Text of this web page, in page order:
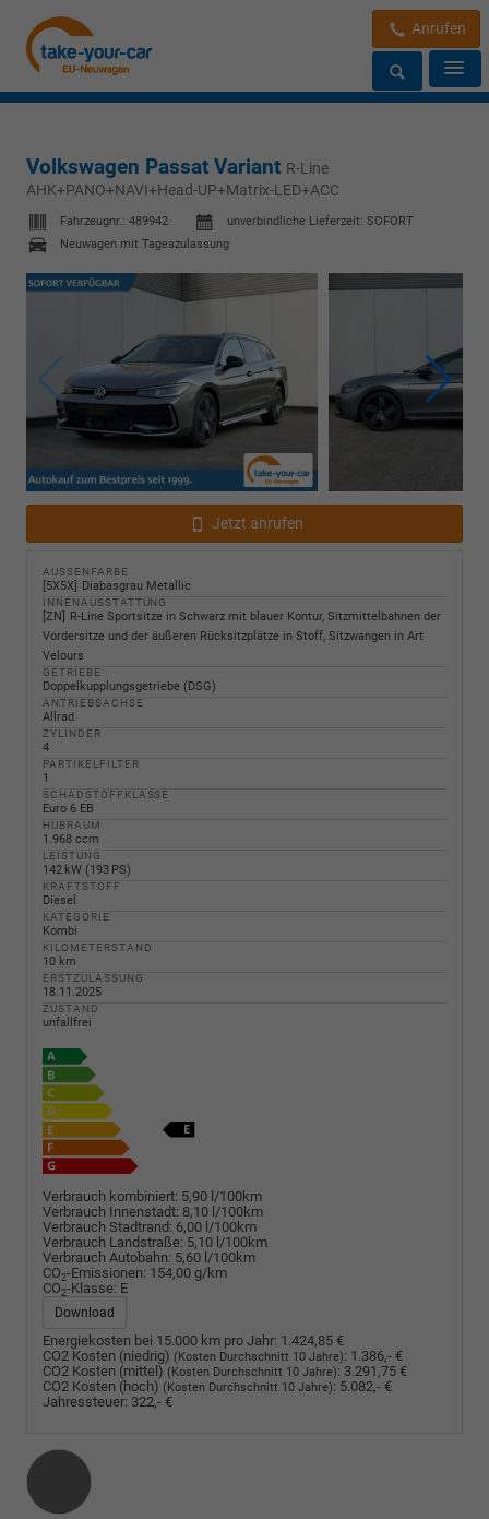
Anrufen
Volkswagen Passat Variant R-Line
AHK+PANO+NAVI+Head-UP+Matrix-LED+ACC
Fahrzeugnr.: 489942
unverbindliche Lieferzeit: SOFORT
Neuwagen mit Tageszulassung
Jetzt anrufen
AUSSENFARBE
5X5X Diabasgrau Metallic
INNENAUSSTATTUNG
ZN
R-Line Sportsitze in Schwarz mit blauer Kontur, Sitzmittelbahnen der
Vordersitze und der äußeren Rücksitzplätze in Stoff, Sitzwangen in Art
Velours
GETRIEBE
Doppelkupplungsgetriebe (DSG)
ANTRIEBSACHSE
Allrad
ZYLINDER
4
PARTIKELFILTER
1
SCHADSTOFFKLASSE
Euro 6 EB
HUBRAUM
1.968 ccm
LEISTUNG
142 kW (193 PS)
KRAFTSTOFF
Diesel
KATEGORIE
Kombi
KILOMETERSTAND
10 km
ERSTZULASSUNG
18.11.2025
ZUSTAND
unfallfrei
Verbrauch kombiniert: 5,90 l/100km
Verbrauch Innenstadt: 8,10 l/100km
Verbrauch Stadtrand: 6,00 l/100km
Verbrauch Landstraße: 5,10 l/100km
Verbrauch Autobahn: 5,60 l/100km
CO2-Emissionen: 154,00 g/km
CO2-Klasse: E
Download
Energiekosten bei 15.000 km pro Jahr: 1.424,85 €
CO2 Kosten (niedrig) (Kosten Durchschnitt 10 Jahre): 1.386,- €
CO2 Kosten (mittel) (Kosten Durchschnitt 10 Jahre): 3.291,75 €
CO2 Kosten (hoch) (Kosten Durchschnitt 10 Jahre): 5.082,- €
Jahressteuer: 322,- €